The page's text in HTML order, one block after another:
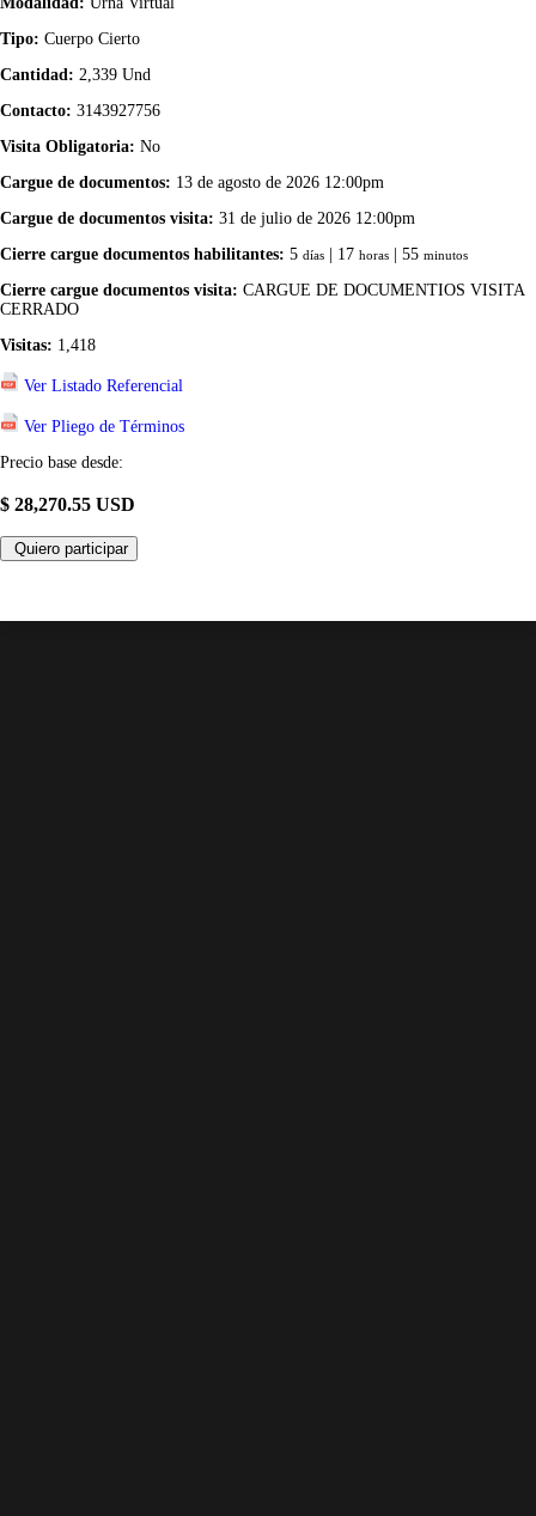
Tipo: Cuerpo Cierto
Cantidad: 2,339 Und
Contacto: 3143927756
Visita Obligatoria: No
Cargue de documentos: 13 de agosto de 2026 12:00pm
Cargue de documentos visita: 31 de julio de 2026 12:00pm
Cierre cargue documentos habilitantes: 5 días | 17 horas | 55 minutos
Cierre cargue documentos visita: CARGUE DE DOCUMENTIOS VISITA
CERRADO
Visitas: 1,418
Ver Listado Referencial
Ver Pliego de Términos
Precio base desde:
$ 28,270.55 USD
Quiero participar